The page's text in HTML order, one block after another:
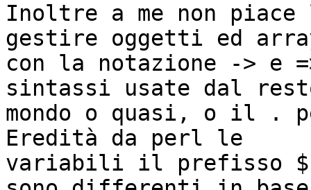
Inoltre a me non
gestire oggetti ed
con la notazione -> e
sintassi usate dal
mondo o quasi, o il .
Eredità da perl le
variabili il prefisso